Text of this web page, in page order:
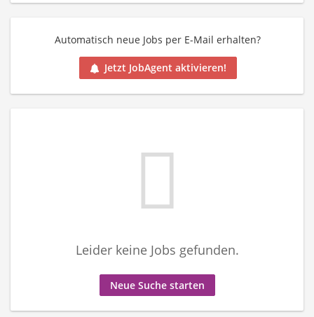
Automatisch neue Jobs per E-Mail erhalten?
Jetzt JobAgent aktivieren!
Leider keine Jobs gefunden.
Neue Suche starten